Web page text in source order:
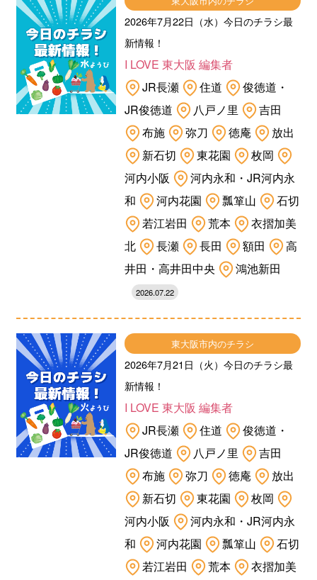
2026年7月22日（水）今日のチラシ最
新情報！
I LOVE 東大阪 編集者
JR長瀬
住道
俊徳道・
JR俊徳道
八戸ノ里
吉田
布施
弥刀 徳庵
放出
新石切
東花園
枚岡
河内小阪
河内永和・JR河内永
和
河内花園 瓢箪山
石切
若江岩田
荒本
衣摺加美
北
長瀬 長田 額田
高
井田・高井田中央
鴻池新田
2026.07.22
東大阪市内のチラシ
2026年7月21日（火）今日のチラシ最
新情報！
I LOVE 東大阪 編集者
JR長瀬
住道
俊徳道・
JR俊徳道
八戸ノ里
吉田
布施
弥刀 徳庵
放出
新石切
東花園
枚岡
河内小阪
河内永和・JR河内永
和
河内花園 瓢箪山
石切
若江岩田
荒本
衣摺加美